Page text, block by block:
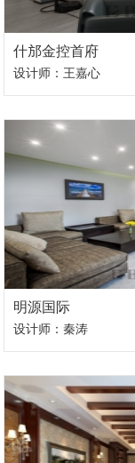
什邡金控首府
设计师：王嘉心
明源国际
设计师：秦涛